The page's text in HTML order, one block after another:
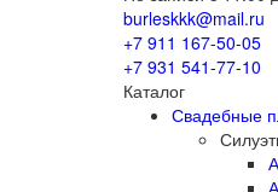
burleskkk@mail.ru
+7 911 167-50-05
+7 931 541-77-10
Каталог
Свадебные